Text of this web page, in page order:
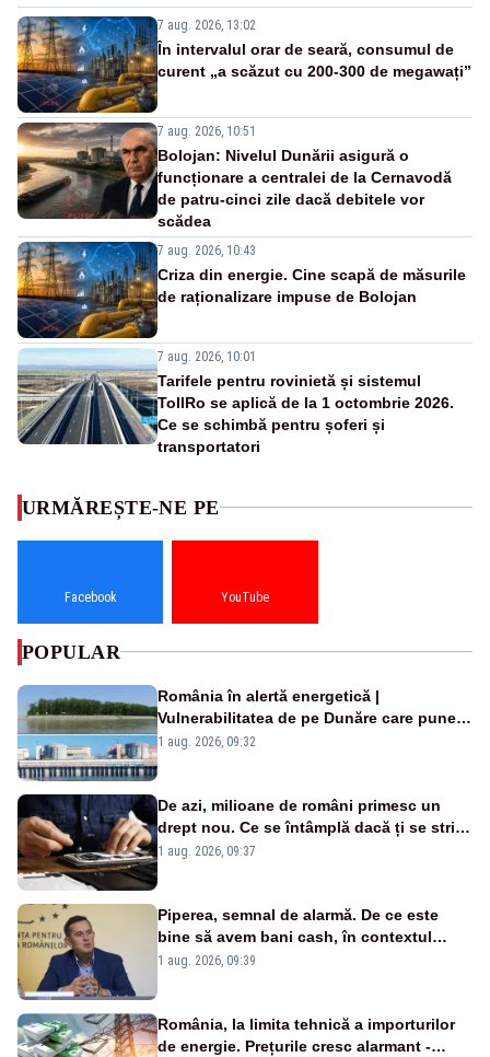
7 aug. 2026, 13:02
În intervalul orar de seară, consumul de
curent „a scăzut cu 200-300 de megawați”
7 aug. 2026, 10:51
Bolojan: Nivelul Dunării asigură o
funcționare a centralei de la Cernavodă
de patru-cinci zile dacă debitele vor
scădea
7 aug. 2026, 10:43
Criza din energie. Cine scapă de măsurile
de raționalizare impuse de Bolojan
7 aug. 2026, 10:01
Tarifele pentru rovinietă și sistemul
TollRo se aplică de la 1 octombrie 2026.
Ce se schimbă pentru șoferi și
transportatori
URMĂREȘTE-NE PE
Facebook YouTube
POPULAR
România în alertă energetică |
Vulnerabilitatea de pe Dunăre care pune
în pericol Centrala Cernavodă era
1 aug. 2026, 09:32
De azi, milioane de români primesc un
drept nou. Ce se întâmplă dacă ți se strică
un produs
1 aug. 2026, 09:37
Piperea, semnal de alarmă. De ce este
bine să avem bani cash, în contextul
alertei energetice?
1 aug. 2026, 09:39
România, la limita tehnică a importurilor
de energie. Prețurile cresc alarmant -